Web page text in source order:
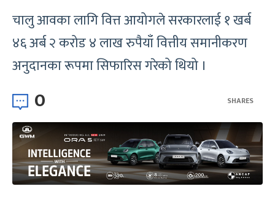
चालु आवका लागि वित्त आयोगले सरकारलाई १ खर्ब
४६ अर्ब २ करोड ४ लाख रुपैयाँ वित्तीय समानीकरण
अनुदानका रूपमा सिफारिस गरेको थियो ।
0 SHARES